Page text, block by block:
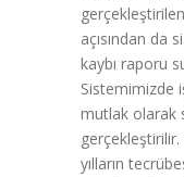
gerçekleştirilen
açısından da
kaybı raporu
Sistemimizde
mutlak olarak
yılların